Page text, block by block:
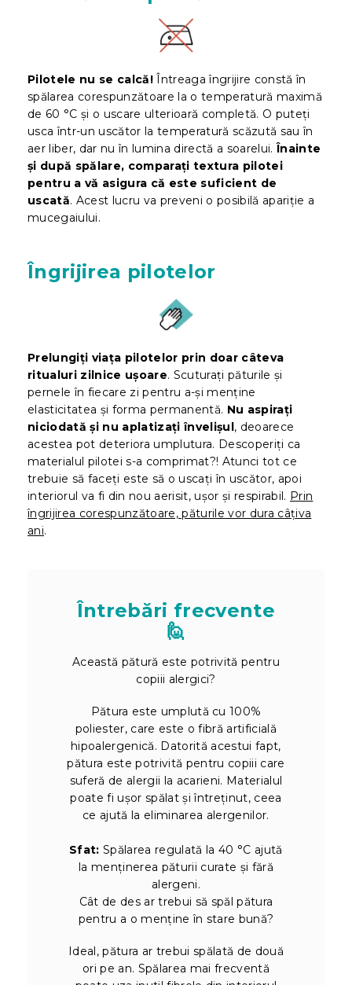
Pilotele nu se calcă! Întreaga îngrijire constă în
spălarea corespunzătoare la o temperatură maximă
de 60 °C și o uscare ulterioară completă. O puteți
usca într-un uscător la temperatură scăzută sau în
aer liber, dar nu în lumina directă a soarelui. Înainte
și după spălare, comparați textura pilotei
pentru a vă asigura că este suficient de
uscată. Acest lucru va preveni o posibilă apariție a
mucegaiului.
Îngrijirea pilotelor
Prelungiți viața pilotelor prin doar câteva
ritualuri zilnice ușoare. Scuturați păturile și
pernele în fiecare zi pentru a-și menține
elasticitatea și forma permanentă. Nu aspirați
niciodată și nu aplatizați învelișul , deoarece
acestea pot deteriora umplutura. Descoperiți ca
materialul pilotei s-a comprimat?! Atunci tot ce
trebuie să faceți este să o uscați în uscător, apoi
interiorul va fi din nou aerisit, ușor și respirabil. Prin
îngrijirea corespunzătoare, păturile vor dura câțiva
ani.
Întrebări frecvente
🙋
Această pătură este potrivită pentru
copiii alergici?
Pătura este umplută cu 100%
poliester, care este o fibră artificială
hipoalergenică. Datorită acestui fapt,
pătura este potrivită pentru copiii care
suferă de alergii la acarieni. Materialul
poate fi ușor spălat și întreținut, ceea
ce ajută la eliminarea alergenilor.
Sfat: Spălarea regulată la 40 °C ajută
la menținerea păturii curate și fără
alergeni.
Cât de des ar trebui să spăl pătura
pentru a o menține în stare bună?
Ideal, pătura ar trebui spălată de două
ori pe an. Spălarea mai frecventă